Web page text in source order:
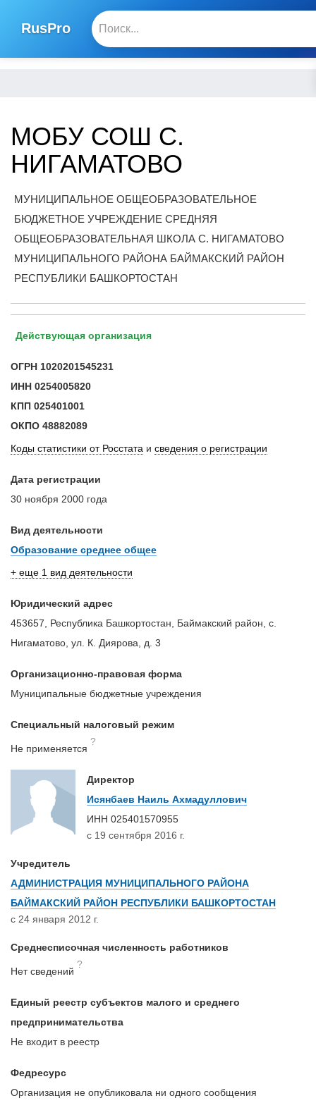
RusPro
МОБУ СОШ С.
НИГАМАТОВО
МУНИЦИПАЛЬНОЕ ОБЩЕОБРАЗОВАТЕЛЬНОЕ
БЮДЖЕТНОЕ УЧРЕЖДЕНИЕ СРЕДНЯЯ
ОБЩЕОБРАЗОВАТЕЛЬНАЯ ШКОЛА С. НИГАМАТОВО
МУНИЦИПАЛЬНОГО РАЙОНА БАЙМАКСКИЙ РАЙОН
РЕСПУБЛИКИ БАШКОРТОСТАН
Действующая организация
ОГРН 1020201545231
ИНН 0254005820
КПП 025401001
ОКПО 48882089
Коды статистики от Росстата и сведения о регистрации
Дата регистрации
30 ноября 2000 года
Вид деятельности
Образование среднее общее
+ еще 1 вид деятельности
Юридический адрес
453657, Республика Башкортостан, Баймакский район, с.
Нигаматово, ул. К. Диярова, д. 3
Организационно-правовая форма
Муниципальные бюджетные учреждения
Специальный налоговый режим
Не применяется
?
Директор
Исянбаев Наиль Ахмадуллович
ИНН 025401570955
с 19 сентября 2016 г.
Учредитель
АДМИНИСТРАЦИЯ МУНИЦИПАЛЬНОГО РАЙОНА
БАЙМАКСКИЙ РАЙОН РЕСПУБЛИКИ БАШКОРТОСТАН
с 24 января 2012 г.
Среднесписочная численность работников
Нет сведений
?
Единый реестр субъектов малого и среднего
предпринимательства
Не входит в реестр
Федресурс
Организация не опубликовала ни одного сообщения